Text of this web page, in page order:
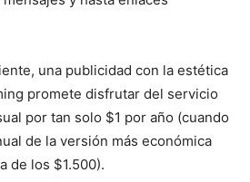
una publicidad con la estética
promete disfrutar del servicio
por tan solo $1 por año (cuando
de la versión más económica
de los $1.500).